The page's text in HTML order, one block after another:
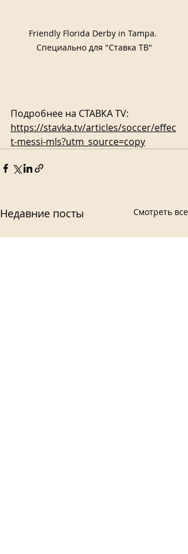
Friendly Florida Derby in Tampa.
Специально для "Ставка ТВ"
Подробнее на СТАВКА TV:
https://stavka.tv/articles/soccer/effec
t-messi-mls?utm_source=copy
Недавние посты Смотреть все